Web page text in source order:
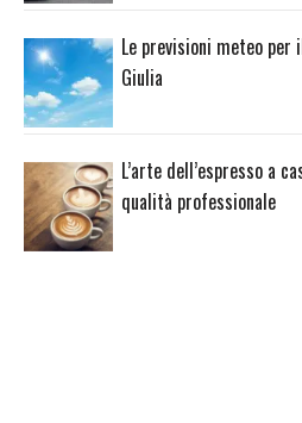
Le previsioni meteo per
Giulia
L’arte dell’espresso a
qualità professionale